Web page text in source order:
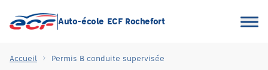
Auto-école ECF Rochefort
Accueil Permis B conduite supervisée